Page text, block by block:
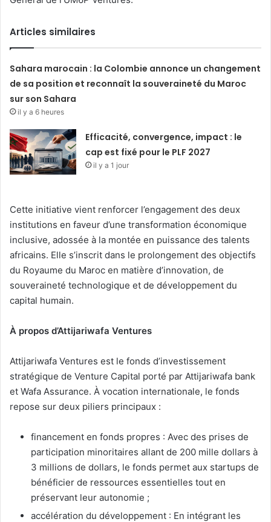
Articles similaires
Sahara marocain : la Colombie annonce un changement
de sa position et reconnaît la souveraineté du Maroc
sur son Sahara
il y a 6 heures
Efficacité, convergence, impact : le
cap est fixé pour le PLF 2027
il y a 1 jour
Cette initiative vient renforcer l’engagement des deux
institutions en faveur d’une transformation économique
inclusive, adossée à la montée en puissance des talents
africains. Elle s’inscrit dans le prolongement des objectifs
du Royaume du Maroc en matière d’innovation, de
souveraineté technologique et de développement du
capital humain.
À propos d’Attijariwafa Ventures
Attijariwafa Ventures est le fonds d’investissement
stratégique de Venture Capital porté par Attijariwafa bank
et Wafa Assurance. À vocation internationale, le fonds
repose sur deux piliers principaux :
financement en fonds propres : Avec des prises de
participation minoritaires allant de 200 mille dollars à
3 millions de dollars, le fonds permet aux startups de
bénéficier de ressources essentielles tout en
préservant leur autonomie ;
accélération du développement : En intégrant les